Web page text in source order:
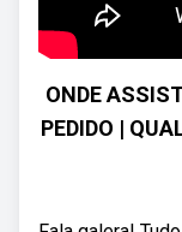
ONDE
PEDIDO |